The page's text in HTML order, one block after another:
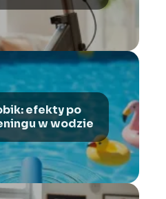
efekty po
w wodzie